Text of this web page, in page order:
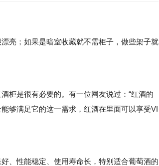
；如果是暗室收藏就不需柜子，做些架子就
是很有必要的。有一位网友说过：“红酒的
够满足它的这一需求，红酒在里面可以享受VI
、性能稳定、使用寿命长，特别适合葡萄酒的